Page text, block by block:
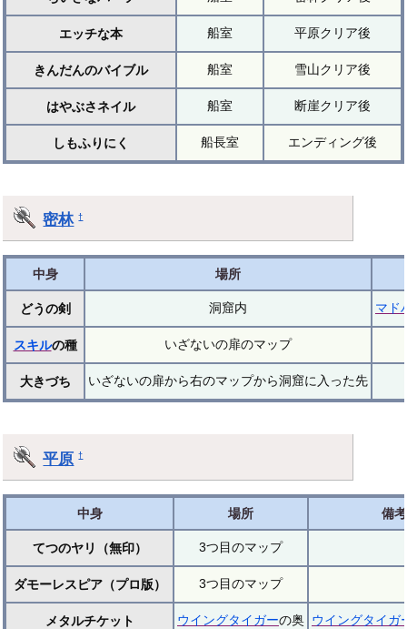
エッチな本 船室 平原クリア後
きんだんのバイブル 船室 雪山クリア後
はやぶさネイル 船室 断崖クリア後
しもふりにく 船長室 エンディング後
密林 †
中身 場所
どうの剣 洞窟内 マド
スキルの種 いざないの扉のマップ
大きづち いざないの扉から右のマップから洞窟に入った先
平原 †
中身 場所 備考
てつのヤリ（無印） 3つ目のマップ
ダモーレスピア（プロ版） 3つ目のマップ
メタルチケット ウイングタイガーの奥 ウイングタイガ